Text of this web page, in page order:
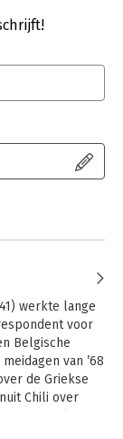
werkte lange
voor
Belgische
van ’68
de Griekse
Chili over